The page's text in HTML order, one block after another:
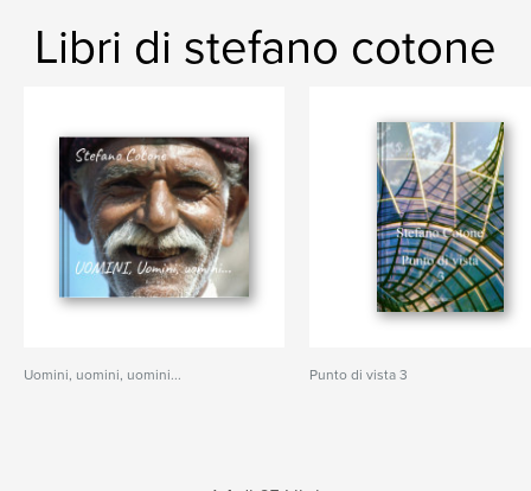
Libri di stefano cotone
Uomini, uomini, uomini... Punto di vista 3